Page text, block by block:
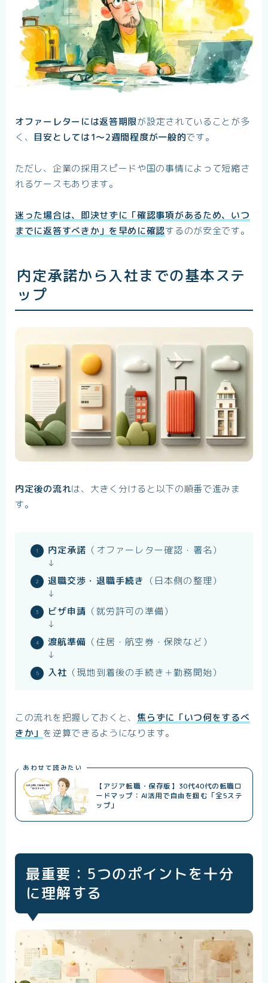
オファーレターには返答期限が設定されていることが多
く、 目安としては1〜2週間程度が一般的です。
ただし、企業の採用スピードや国の事情によって短縮さ
れるケースもあります。
迷った場合は、即決せずに「確認事項があるため、いつ
までに返答すべきか」を早めに確認するのが安全です。
内定承諾から入社までの基本ステ
ップ
内定後の流れは、大きく分けると以下の順番で進みま
す。
内定承諾 （オファーレター確認・署名）
↓
退職交渉・退職手続き
（日本側の整理）
↓
ビザ申請 （就労許可の準備）
↓
渡航準備 （住居・航空券・保険など）
↓
入社 （現地到着後の手続き＋勤務開始）
この流れを把握しておくと、 焦らずに「いつ何をするべ
きか」 を逆算できるようになります。
あわせて読みたい
【アジア転職・保存版】30代40代の転職ロ
ードマップ：AI活用で自由を掴む「全5ステ
ップ」
最重要：5つのポイントを十分
に理解する